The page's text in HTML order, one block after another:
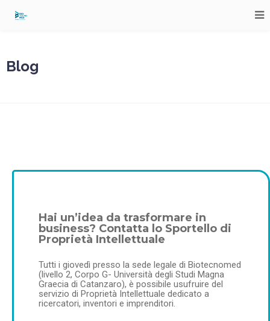
Blog
Hai un’idea da trasformare in
business? Contatta lo Sportello di
Proprietà Intellettuale
Tutti i giovedì presso la sede legale di Biotecnomed
(livello 2, Corpo G- Università degli Studi Magna
Graecia di Catanzaro), è possibile usufruire del
servizio di Proprietà Intellettuale dedicato a
ricercatori, inventori e imprenditori.